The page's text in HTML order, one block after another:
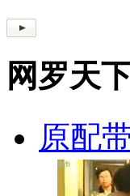
网罗天
原配